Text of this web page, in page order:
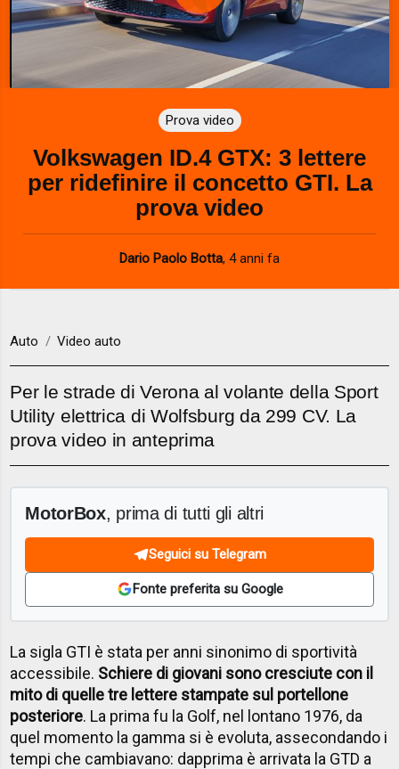
P
l
a
y
V
i
d
e
Prova video
Volkswagen ID.4 GTX: 3 lettere
per ridefinire il concetto GTI. La
prova video
Dario Paolo Botta, 4 anni fa
Auto Video auto
Per le strade di Verona al volante della Sport
Utility elettrica di Wolfsburg da 299 CV. La
prova video in anteprima
MotorBox, prima di tutti gli altri
Seguici su Telegram
Fonte preferita su Google
La sigla GTI è stata per anni sinonimo di sportività
accessibile. Schiere di giovani sono cresciute con il
mito di quelle tre lettere stampate sul portellone
posteriore. La prima fu la Golf, nel lontano 1976, da
quel momento la gamma si è evoluta, assecondando i
tempi che cambiavano: dapprima è arrivata la GTD a